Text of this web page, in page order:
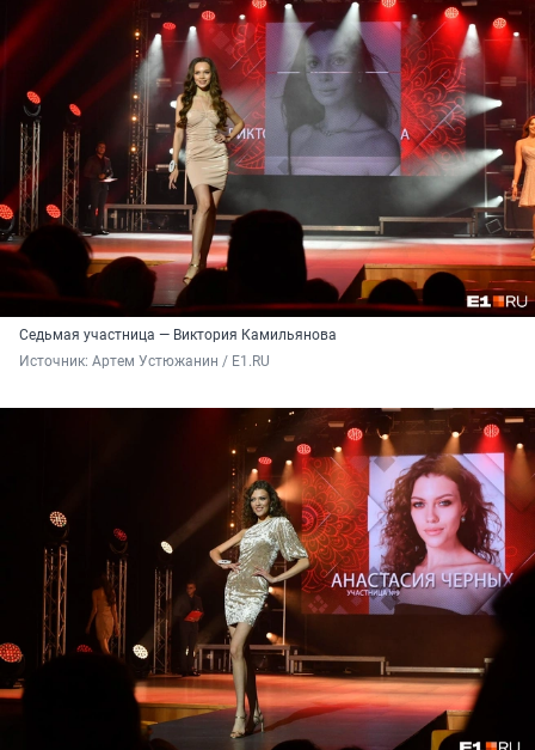
Седьмая участница — Виктория Камильянова
Источник: Артем Устюжанин / Е1.RU